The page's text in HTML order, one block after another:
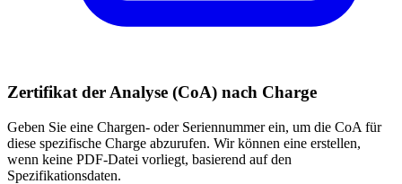
Zertifikat der Analyse (CoA) nach Charge
Geben Sie eine Chargen- oder Seriennummer ein, um die CoA für
diese spezifische Charge abzurufen. Wir können eine erstellen,
wenn keine PDF-Datei vorliegt, basierend auf den
Spezifikationsdaten.